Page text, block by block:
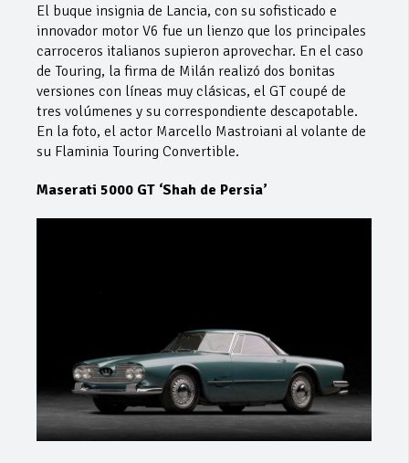
El buque insignia de Lancia, con su sofisticado e
innovador motor V6 fue un lienzo que los principales
carroceros italianos supieron aprovechar. En el caso
de Touring, la firma de Milán realizó dos bonitas
versiones con líneas muy clásicas, el GT coupé de
tres volúmenes y su correspondiente descapotable.
En la foto, el actor Marcello Mastroiani al volante de
su Flaminia Touring Convertible.
Maserati 5000 GT ‘Shah de Persia’